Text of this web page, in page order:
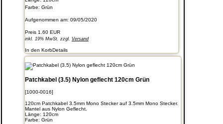
Farbe: Grün
Aufgenommen am: 09/05/2020
Preis 1.60 EUR
inkl. 19% MwSt. zzgl. Versand
In den KorbDetails
Patchkabel (3.5) Nylon geflecht 120cm Grün
[1000-0016]
120cm Patchkabel 3.5mm Mono Stecker auf 3.5mm Mono Stecker.
Mantel aus Nylon Geflecht.
Länge: 120cm
Farbe: Grün